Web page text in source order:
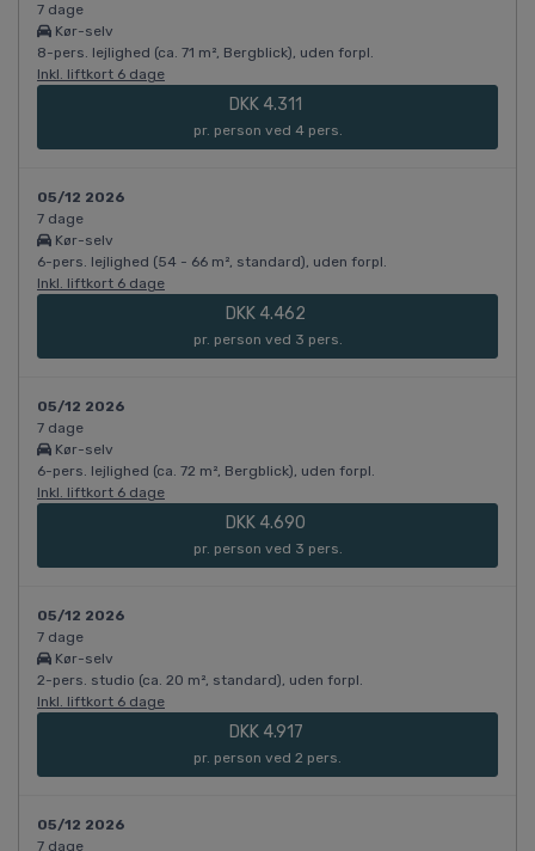
7 dage
Kør-selv
8-pers. lejlighed (ca. 71 m², Bergblick), uden forpl.
Inkl. liftkort 6 dage
DKK 4.311
pr. person ved 4 pers.
05/12 2026
7 dage
Kør-selv
6-pers. lejlighed (54 - 66 m², standard), uden forpl.
Inkl. liftkort 6 dage
DKK 4.462
pr. person ved 3 pers.
05/12 2026
7 dage
Kør-selv
6-pers. lejlighed (ca. 72 m², Bergblick), uden forpl.
Inkl. liftkort 6 dage
DKK 4.690
pr. person ved 3 pers.
05/12 2026
7 dage
Kør-selv
2-pers. studio (ca. 20 m², standard), uden forpl.
Inkl. liftkort 6 dage
DKK 4.917
pr. person ved 2 pers.
05/12 2026
7 dage